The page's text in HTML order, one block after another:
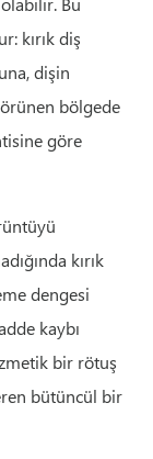
kırık diş
dişin
bölgede
göre
kırık
dengesi
kaybı
bir rötuş
bütüncül bir